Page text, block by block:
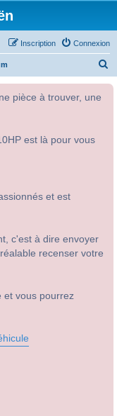
Connexion
Inscription
pièce à trouver, une
est là pour vous
et est
c'est à dire envoyer
recenser votre
et vous pourrez